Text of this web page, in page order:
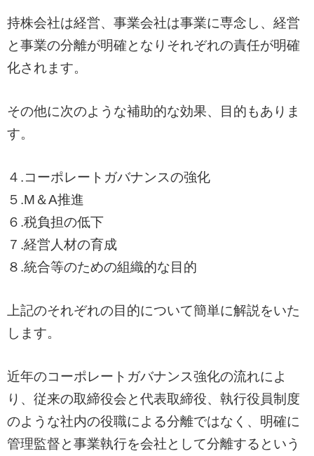
持株会社は経営、事業会社は事業に専念し、経営
と事業の分離が明確となりそれぞれの責任が明確
化されます。
その他に次のような補助的な効果、目的もありま
す。
４.コーポレートガバナンスの強化
５.M＆A推進
６.税負担の低下
７.経営人材の育成
８.統合等のための組織的な目的
上記のそれぞれの目的について簡単に解説をいた
します。
近年のコーポレートガバナンス強化の流れによ
り、従来の取締役会と代表取締役、執行役員制度
のような社内の役職による分離ではなく、明確に
管理監督と事業執行を会社として分離するという